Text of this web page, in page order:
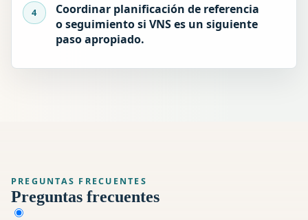
Coordinar planificación de referencia
o seguimiento si VNS es un siguiente
paso apropiado.
PREGUNTAS FRECUENTES
Preguntas frecuentes